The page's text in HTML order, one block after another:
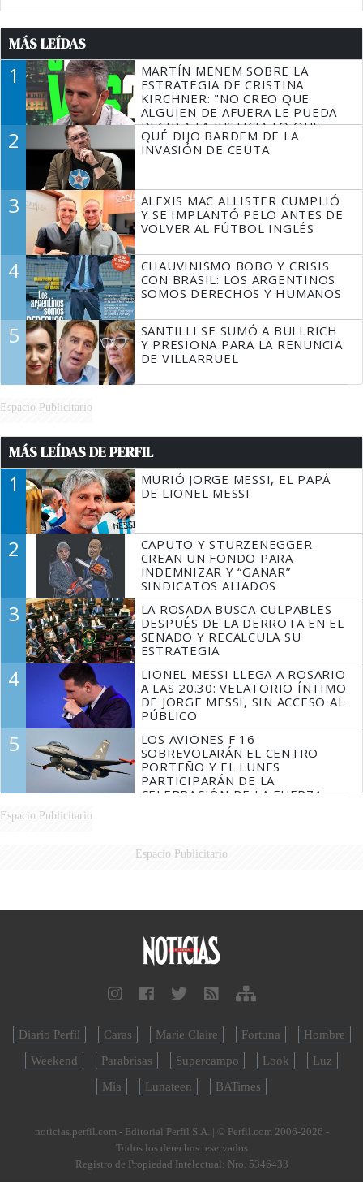
MÁS LEÍDAS
1
MARTÍN MENEM SOBRE LA
ESTRATEGIA DE CRISTINA
KIRCHNER: "NO CREO QUE
ALGUIEN DE AFUERA LE PUEDA
DECIR A LA JUSTICIA LO QUE
TIENE QUE HACER"
2
QUÉ DIJO BARDEM DE LA
INVASIÓN DE CEUTA
3
ALEXIS MAC ALLISTER CUMPLIÓ
Y SE IMPLANTÓ PELO ANTES DE
VOLVER AL FÚTBOL INGLÉS
4
CHAUVINISMO BOBO Y CRISIS
CON BRASIL: LOS ARGENTINOS
SOMOS DERECHOS Y HUMANOS
5
SANTILLI SE SUMÓ A BULLRICH
Y PRESIONA PARA LA RENUNCIA
DE VILLARRUEL
Espacio Publicitario
MÁS LEÍDAS DE PERFIL
1
MURIÓ JORGE MESSI, EL PAPÁ
DE LIONEL MESSI
2
CAPUTO Y STURZENEGGER
CREAN UN FONDO PARA
INDEMNIZAR Y “GANAR”
SINDICATOS ALIADOS
3
LA ROSADA BUSCA CULPABLES
DESPUÉS DE LA DERROTA EN EL
SENADO Y RECALCULA SU
ESTRATEGIA
4
LIONEL MESSI LLEGA A ROSARIO
A LAS 20.30: VELATORIO ÍNTIMO
DE JORGE MESSI, SIN ACCESO AL
PÚBLICO
5
LOS AVIONES F 16
SOBREVOLARÁN EL CENTRO
PORTEÑO Y EL LUNES
PARTICIPARÁN DE LA
CELEBRACIÓN DE LA FUERZA
Espacio Publicitario
Espacio Publicitario
Diario Perfil Caras Marie Claire Fortuna
Hombre
Weekend
Parabrisas Supercampo Look
Luz
Mía
Lunateen BATimes
noticias.perfil.com - Editorial Perfil S.A. | © Perfil.com 2006-2026 -
Todos los derechos reservados
Registro de Propiedad Intelectual: Nro. 5346433